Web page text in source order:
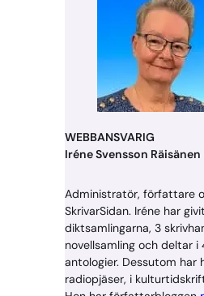
WEBBANSVARIG
Iréne Svensson Räisänen
Administratör, författare
SkrivarSidan. Iréne har
diktsamlingarna, 3
novellsamling och deltar
antologier. Dessutom har
radiopjäser, i